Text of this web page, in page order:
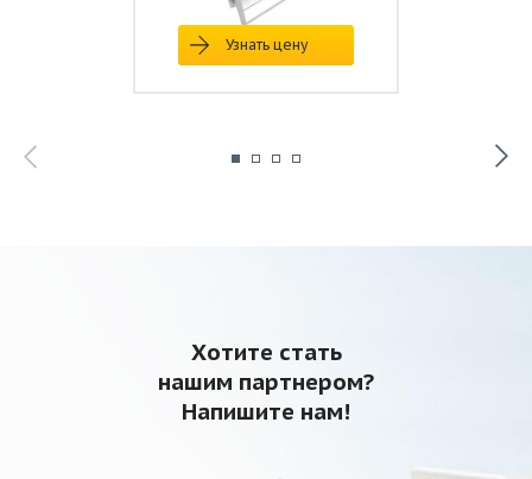
Узнать цену
Хотите стать
нашим партнером?
Напишите нам!